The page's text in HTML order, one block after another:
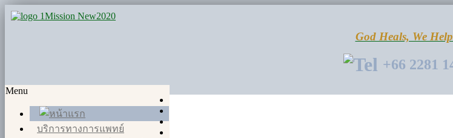
God Heals, We
+66 2281
Menu
บริการทางการแพทย์